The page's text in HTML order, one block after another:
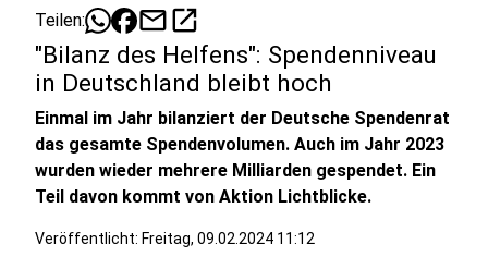
Teilen: mailopen_in_new
"Bilanz des Helfens": Spendenniveau
in Deutschland bleibt hoch
Einmal im Jahr bilanziert der Deutsche Spendenrat
das gesamte Spendenvolumen. Auch im Jahr 2023
wurden wieder mehrere Milliarden gespendet. Ein
Teil davon kommt von Aktion Lichtblicke.
Veröffentlicht: Freitag, 09.02.2024 11:12